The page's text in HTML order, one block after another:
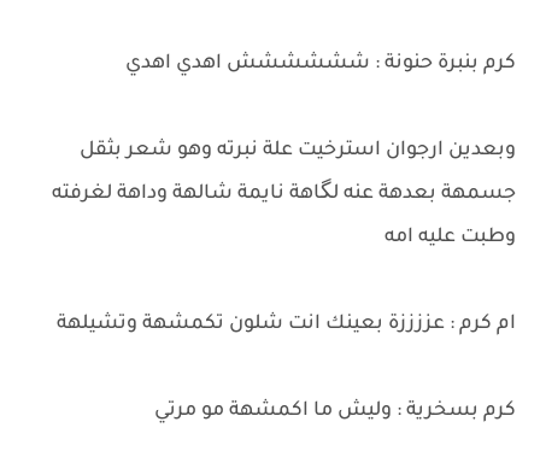
كرم بنبرة حنونة : شششششش اهدي اهدي
وبعدين ارجوان استرخيت علة نبرته وهو شعر بثقل
جسمهة بعدهة عنه لگاهة نايمة شالهة وداهة لغرفته
وطبت عليه امه
ام كرم : عززززة بعينك انت شلون تكمشهة وتشيلهة
كرم بسخرية : وليش ما اكمشهة مو مرتي